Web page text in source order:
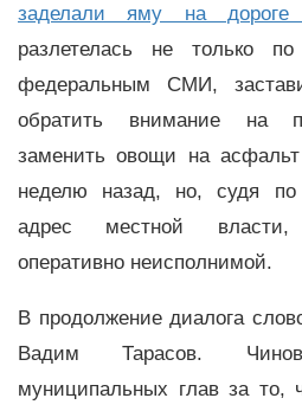
заделали яму на дороге
разлетелась не только
федеральным СМИ,
обратить внимание на
заменить овощи на
неделю назад, но, судя
адрес местной власти,
оперативно неисполнимой.
В продолжение диалога
Вадим Тарасов.
муниципальных глав за то,